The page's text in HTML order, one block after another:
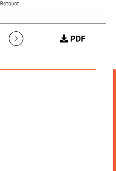
Rotbunt
› PDF